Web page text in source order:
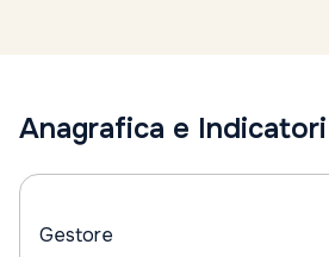
Anagrafica e Indicatori
Gestore